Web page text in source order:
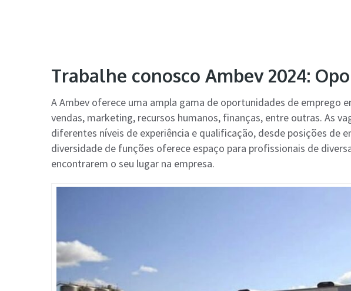
Trabalhe conosco Ambev 2024:
A Ambev oferece uma ampla gama de oportunidades de emprego
vendas, marketing, recursos humanos, finanças, entre outras. As
diferentes níveis de experiência e qualificação, desde posições de
diversidade de funções oferece espaço para profissionais de
encontrarem o seu lugar na empresa.